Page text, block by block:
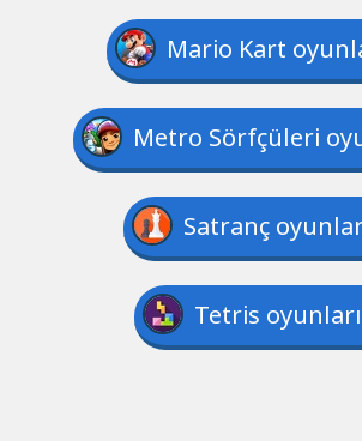
Mario Kart
Metro Sörfçüleri
Satranç
Tetris oyunları